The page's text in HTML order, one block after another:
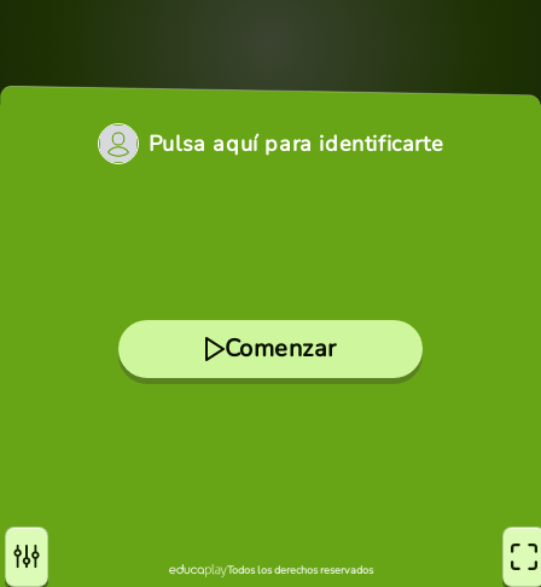
Pulsa aquí para identificarte
Comenzar
Todos los derechos reservados